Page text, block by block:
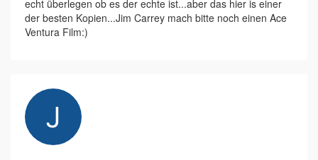
echt überlegen ob es der echte ist...aber das hier is einer
der besten Kopien...Jim Carrey mach bitte noch einen Ace
Ventura Film:)